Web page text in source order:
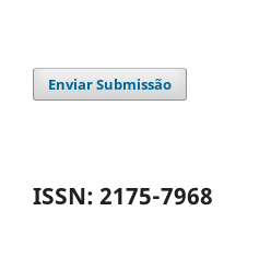
Enviar Submissão
ISSN: 2175-7968